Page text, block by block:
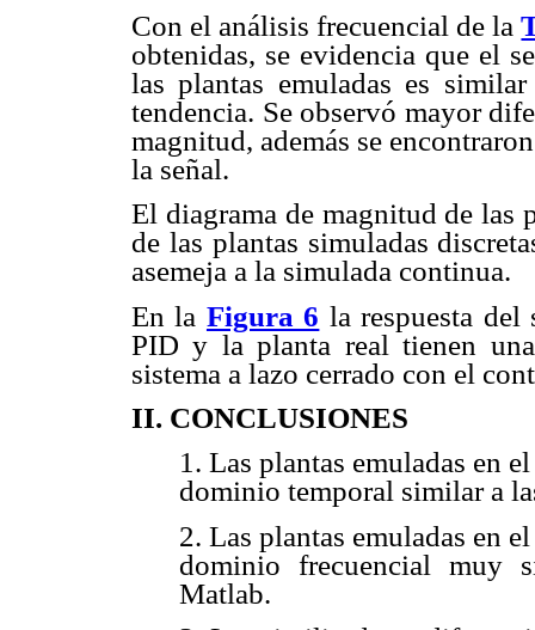
Con el análisis frecuencial de la
obtenidas, se evidencia que el
las plantas emuladas es
tendencia. Se observó mayor
magnitud, además se
la señal.
El diagrama de magnitud de las
de las plantas simuladas
asemeja a la simulada continua.
En la Figura 6 la respuesta
PID y la planta real tienen
sistema a lazo cerrado con el
II. CONCLUSIONES
1. Las plantas emuladas en
dominio temporal similar a
2. Las plantas emuladas en
dominio frecuencial muy
Matlab.